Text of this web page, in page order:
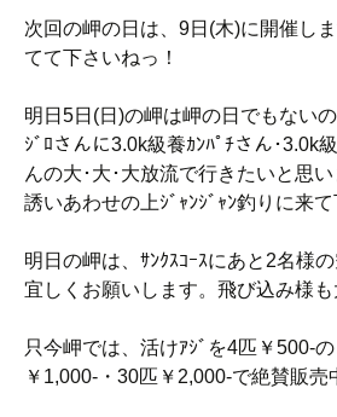
次回の岬の日は、9日(木)に開催し
てて下さいねっ！
明日5日(日)の岬は岬の日でもない
ｼﾞﾛさんに3.0k級養ｶﾝﾊﾟﾁさん･3.0k
んの大･大･大放流で行きたいと思
誘いあわせの上ｼﾞｬﾝｼﾞｬﾝ釣りに来て
明日の岬は、ｻﾝｸｽｺｰｽにあと2名様
宜しくお願いします。飛び込み様も
只今岬では、活けｱｼﾞを4匹￥500-
￥1,000-・30匹￥2,000-で絶賛販売